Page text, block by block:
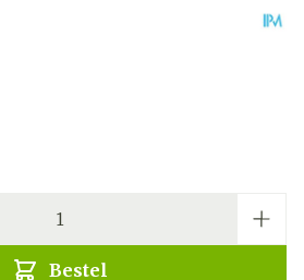
Bestel